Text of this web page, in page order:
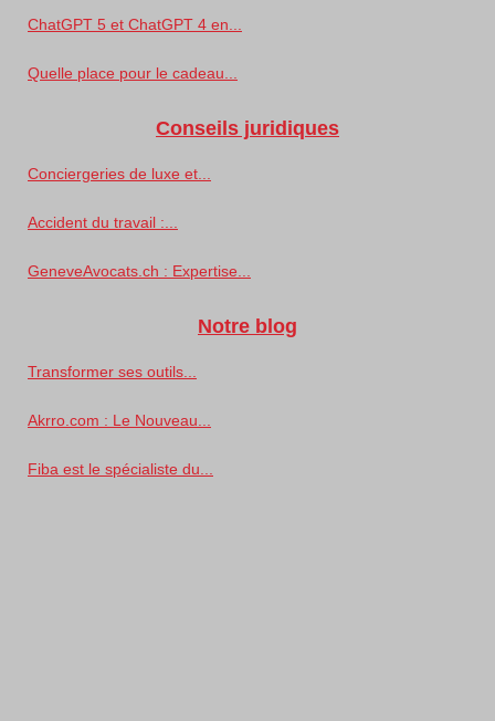
ChatGPT 5 et ChatGPT 4 en...
Quelle place pour le cadeau...
Conseils juridiques
Conciergeries de luxe et...
Accident du travail :...
GeneveAvocats.ch : Expertise...
Notre blog
Transformer ses outils...
Akrro.com : Le Nouveau...
Fiba est le spécialiste du...